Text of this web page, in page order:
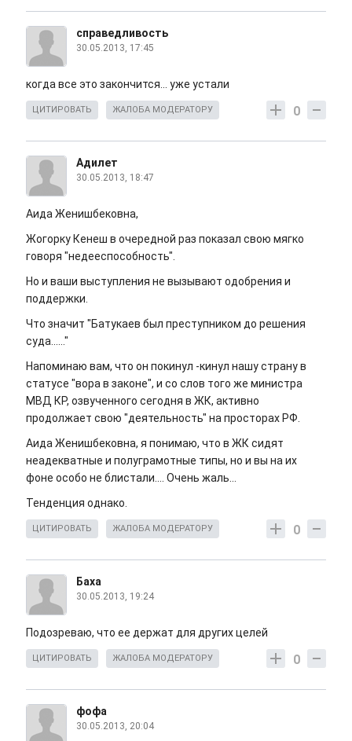
справедливость
30.05.2013, 17:45
когда все это закончится... уже устали
0
ЦИТИРОВАТЬ ЖАЛОБА МОДЕРАТОРУ
Адилет
30.05.2013, 18:47
Аида Женишбековна,
Жогорку Кенеш в очередной раз показал свою мягко
говоря "недееспособность".
Но и ваши выступления не вызывают одобрения и
поддержки.
Что значит "Батукаев был преступником до решения
суда......"
Напоминаю вам, что он покинул -кинул нашу страну в
статусе "вора в законе", и со слов того же министра
МВД КР, озвученного сегодня в ЖК, активно
продолжает свою "деятельность" на просторах РФ.
Аида Женишбековна, я понимаю, что в ЖК сидят
неадекватные и полуграмотные типы, но и вы на их
фоне особо не блистали.... Очень жаль...
Тенденция однако.
0
ЦИТИРОВАТЬ ЖАЛОБА МОДЕРАТОРУ
Баха
30.05.2013, 19:24
Подозреваю, что ее держат для других целей
0
ЦИТИРОВАТЬ ЖАЛОБА МОДЕРАТОРУ
фофа
30.05.2013, 20:04